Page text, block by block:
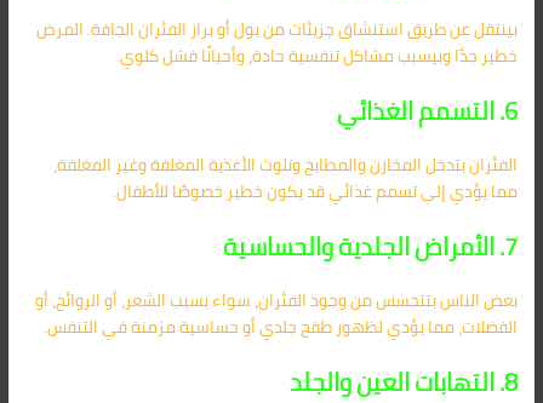
بينتقل عن طريق استنشاق جزيئات من بول أو براز الفئران الجافة. المرض
خطير جدًا وبيسبب مشاكل تنفسية حادة، وأحيانًا فشل كلوي.
6. التسمم الغذائي
الفئران بتدخل المخازن والمطابخ وتلوث الأغذية المغلفة وغير المغلفة،
مما يؤدي إلى تسمم غذائي قد يكون خطير خصوصًا للأطفال.
7. الأمراض الجلدية والحساسية
بعض الناس بتتحسس من وجود الفئران، سواء بسبب الشعر، أو الروائح، أو
الفضلات، مما يؤدي لظهور طفح جلدي أو حساسية مزمنة في التنفس.
8. التهابات العين والجلد